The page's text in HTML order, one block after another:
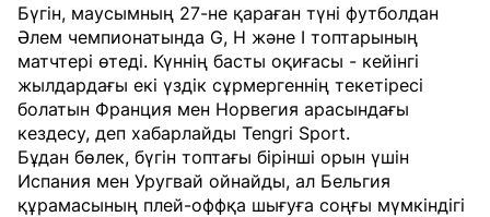
Бүгін, маусымның 27-не қараған түні футболдан
Әлем чемпионатында G, H және I топтарының
матчтері өтеді. Күннің басты оқиғасы - кейінгі
жылдардағы екі үздік сұрмергеннің текетіресі
болатын Франция мен Норвегия арасындағы
кездесу, деп хабарлайды Tengri Sport.
Бұдан бөлек, бүгін топтағы бірінші орын үшін
Испания мен Уругвай ойнайды, ал Бельгия
құрамасының плей-оффқа шығуға соңғы мүмкіндігі